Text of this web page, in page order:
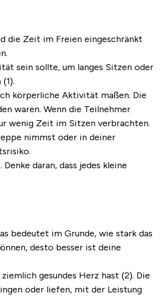
die Zeit im Freien eingeschränkt
sein sollte, um langes Sitzen oder
körperliche Aktivität maßen. Die
waren. Wenn die Teilnehmer
wenig Zeit im Sitzen verbrachten.
nimmst oder in deiner
daran, dass jedes kleine
bedeutet im Grunde, wie stark das
desto besser ist deine
gesundes Herz hast (2). Die
oder liefen, mit der Leistung